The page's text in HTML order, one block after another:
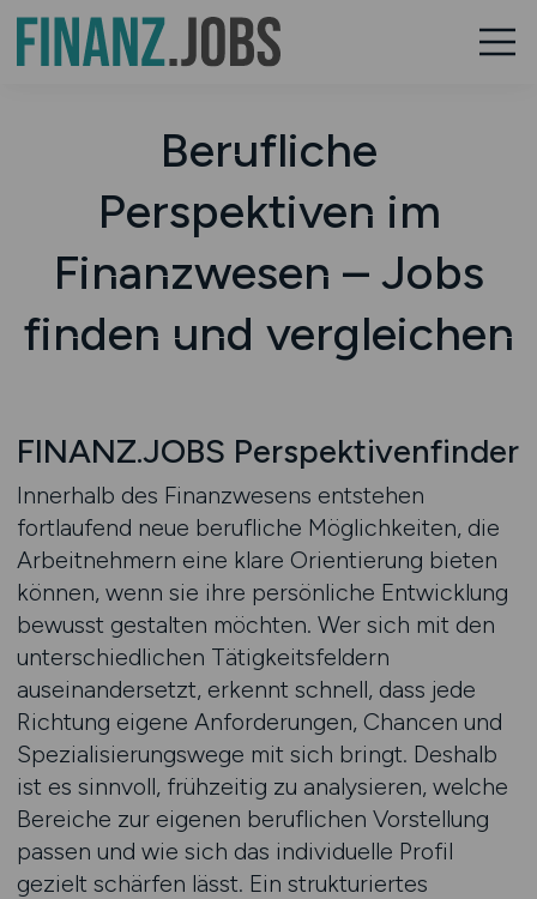
Berufliche
Perspektiven im
Finanzwesen – Jobs
finden und vergleichen
FINANZ.JOBS Perspektivenfinder
Innerhalb des Finanzwesens entstehen
fortlaufend neue berufliche Möglichkeiten, die
Arbeitnehmern eine klare Orientierung bieten
können, wenn sie ihre persönliche Entwicklung
bewusst gestalten möchten. Wer sich mit den
unterschiedlichen Tätigkeitsfeldern
auseinandersetzt, erkennt schnell, dass jede
Richtung eigene Anforderungen, Chancen und
Spezialisierungswege mit sich bringt. Deshalb
ist es sinnvoll, frühzeitig zu analysieren, welche
Bereiche zur eigenen beruflichen Vorstellung
passen und wie sich das individuelle Profil
gezielt schärfen lässt. Ein strukturiertes